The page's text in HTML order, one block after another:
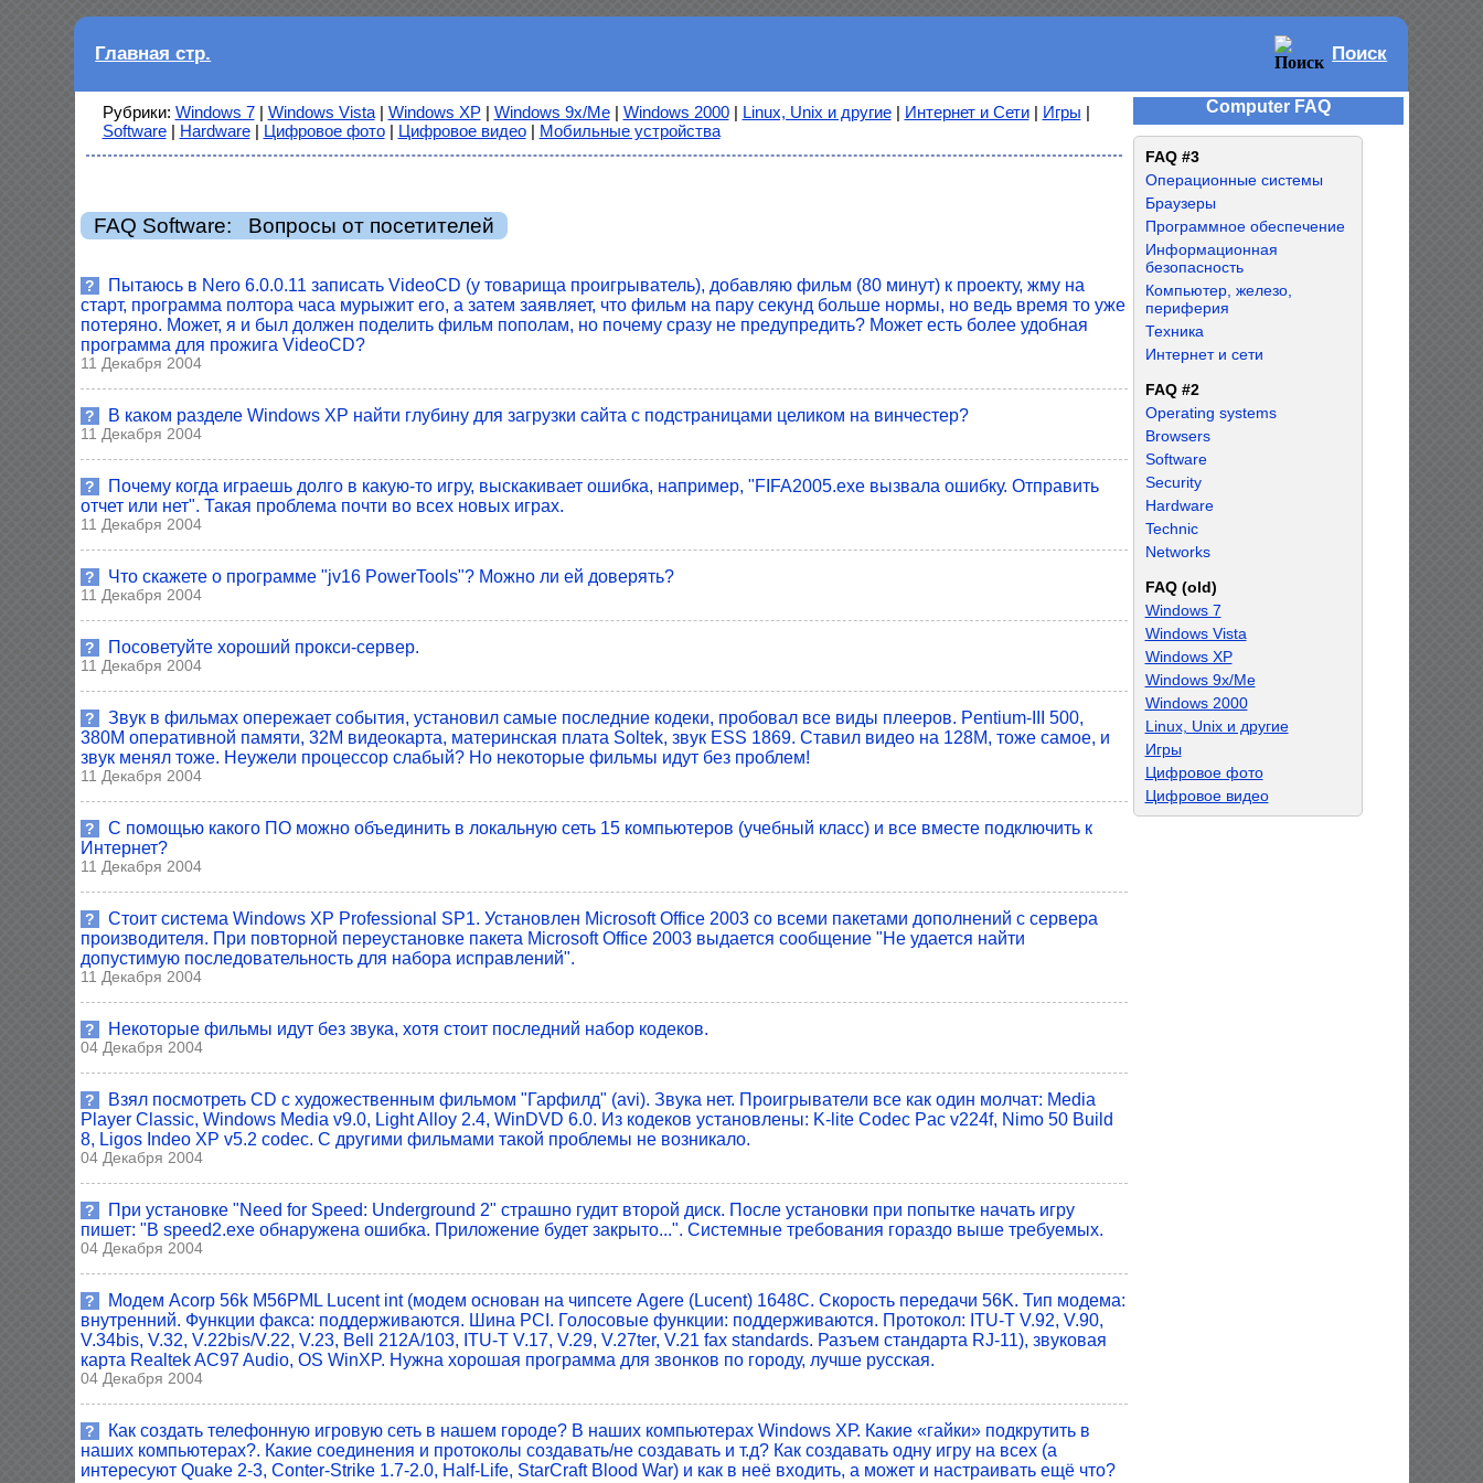
Главная стр. Поиск
Рубрики: Windows 7| Windows Vista| Windows XP| Windows 9x/Me| Windows 2000| Linux, Unix и другие| Интернет и Сети| Игры |
Software| Hardware| Цифровое фото| Цифровое видео| Мобильные устройства
FAQ Software: Вопросы от посетителей
?
Пытаюсь в Nero 6.0.0.11 записать VideoCD (у товарища проигрыватель), добавляю фильм (80 минут) к проекту, жму на
старт, программа полтора часа мурыжит его, а затем заявляет, что фильм на пару секунд больше нормы, но ведь время то уже
потеряно. Может, я и был должен поделить фильм пополам, но почему сразу не предупредить? Может есть более удобная
программа для прожига VideoCD?
11 Декабря 2004
? В каком разделе Windows XP найти глубину для загрузки сайта с подстраницами целиком на винчестер?
11 Декабря 2004
?
Почему когда играешь долго в какую-то игру, выскакивает ошибка, например, "FIFA2005.exe вызвала ошибку. Отправить
отчет или нет". Такая проблема почти во всех новых играх.
11 Декабря 2004
? Что скажете о программе "jv16 PowerTools"? Можно ли ей доверять?
11 Декабря 2004
? Посоветуйте хороший прокси-сервер.
11 Декабря 2004
?
Звук в фильмах опережает события, установил самые последние кодеки, пробовал все виды плееров. Pentium-III 500,
380M оперативной памяти, 32M видеокарта, материнская плата Soltek, звук ESS 1869. Ставил видео на 128M, тоже самое, и
звук менял тоже. Неужели процессор слабый? Но некоторые фильмы идут без проблем!
11 Декабря 2004
?
С помощью какого ПО можно объединить в локальную сеть 15 компьютеров (учебный класс) и все вместе подключить к
Интернет?
11 Декабря 2004
?
Стоит система Windows XP Professional SP1. Установлен Microsoft Office 2003 со всеми пакетами дополнений с сервера
производителя. При повторной переустановке пакета Microsoft Office 2003 выдается сообщение "Не удается найти
допустимую последовательность для набора исправлений".
11 Декабря 2004
? Некоторые фильмы идут без звука, хотя стоит последний набор кодеков.
04 Декабря 2004
?
Взял посмотреть CD с художественным фильмом "Гарфилд" (avi). Звука нет. Проигрыватели все как один молчат: Media
Player Classic, Windows Media v9.0, Light Alloy 2.4, WinDVD 6.0. Из кодеков установлены: K-lite Codec Pac v224f, Nimo 50 Build
8, Ligos Indeo XP v5.2 codec. С другими фильмами такой проблемы не возникало.
04 Декабря 2004
?
При установке "Need for Speed: Underground 2" страшно гудит второй диск. После установки при попытке начать игру
пишет: "В speed2.exe обнаружена ошибка. Приложение будет закрыто...". Системные требования гораздо выше требуемых.
04 Декабря 2004
?
Модем Acorp 56k M56PML Lucent int (модем основан на чипсете Agere (Lucent) 1648C. Скорость передачи 56K. Тип модема:
внутренний. Функции факса: поддерживаются. Шина PCI. Голосовые функции: поддерживаются. Протокол: ITU-T V.92, V.90,
V.34bis, V.32, V.22bis/V.22, V.23, Bell 212A/103, ITU-T V.17, V.29, V.27ter, V.21 fax standards. Разъем стандарта RJ-11), звуковая
карта Realtek AC97 Audio, OS WinXP. Нужна хорошая программа для звонков по городу, лучше русская.
04 Декабря 2004
?
Как создать телефонную игровую сеть в нашем городе? В наших компьютерах Windows ХР. Какие «гайки» подкрутить в
наших компьютерах?. Какие соединения и протоколы создавать/не создавать и т.д? Как создавать одну игру на всех (а
интересуют Quake 2-3, Conter-Strike 1.7-2.0, Half-Life, StarCraft Blood War) и как в неё входить, а может и настраивать ещё что?
Computer FAQ
FAQ #3
Операционные системы
Браузеры
Программное обеспечение
Информационная
безопасность
Компьютер, железо,
периферия
Техника
Интернет и сети
FAQ #2
Operating systems
Browsers
Software
Security
Hardware
Technic
Networks
FAQ (old)
Windows 7
Windows Vista
Windows XP
Windows 9x/Me
Windows 2000
Linux, Unix и другие
Игры
Цифровое фото
Цифровое видео